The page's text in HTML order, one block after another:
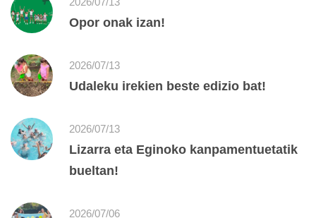
Opor onak izan!
2026/07/13
Udaleku irekien beste edizio bat!
2026/07/13
Lizarra eta Eginoko kanpamentuetatik
bueltan!
2026/07/06